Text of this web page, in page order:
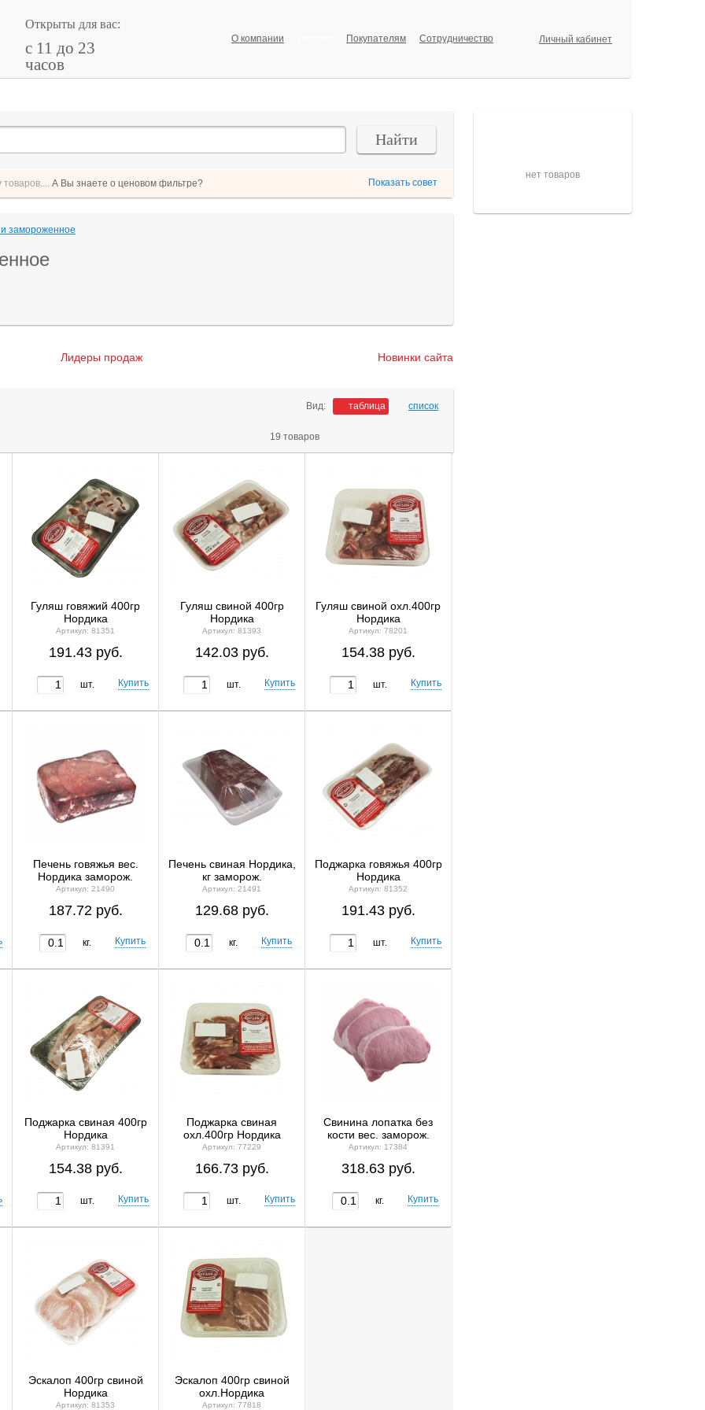
Открыты для вас:
с 11 до 23
часов
О компании Покупателям Сотрудничество Личный кабинет
нет товаров
Найти
Показать совет
А Вы знаете о ценовом фильтре?
замороженное
Лидеры продаж Новинки сайта
Вид: таблица список
19 товаров
Гуляш говяжий 400гр
Нордика
Артикул: 81351
191.43 руб.
шт.
Гуляш свиной 400гр
Нордика
Артикул: 81393
142.03 руб.
шт.
Гуляш свиной охл.400гр
Нордика
Артикул: 78201
154.38 руб.
шт.
Печень говяжья вес.
Нордика заморож.
Артикул: 21490
187.72 руб.
кг.
Печень свиная Нордика,
кг заморож.
Артикул: 21491
129.68 руб.
кг.
Поджарка говяжья 400гр
Нордика
Артикул: 81352
191.43 руб.
шт.
Поджарка свиная 400гр
Нордика
Артикул: 81391
154.38 руб.
шт.
Поджарка свиная
охл.400гр Нордика
Артикул: 77229
166.73 руб.
шт.
Свинина лопатка без
кости вес. заморож.
Артикул: 17384
318.63 руб.
кг.
Эскалоп 400гр свиной
Нордика
Артикул: 81353
Эскалоп 400гр свиной
охл.Нордика
Артикул: 77818